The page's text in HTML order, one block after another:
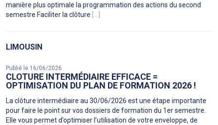
manière plus optimale la programmation des actions du second
semestre Faciliter la clôture [...]
LIMOUSIN
Publié le 16/06/2026
CLOTURE INTERMÉDIAIRE EFFICACE =
OPTIMISATION DU PLAN DE FORMATION 2026 !
La clôture intermédiaire au 30/06/2026 est une étape importante
pour faire le point sur vos dossiers de formation du 1er semestre.
Elle vous permet d’optimiser l’utilisation de votre enveloppe, de